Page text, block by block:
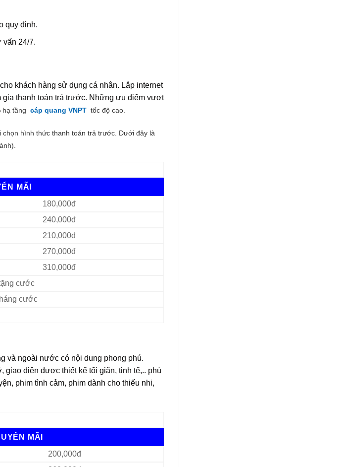
quy định.
vấn 24/7.
khách hàng sử dụng cá nhân. Lắp internet
gia thanh toán trả trước. Những ưu điểm vượt
hạ tầng cáp quang VNPT tốc độ cao.
hình thức thanh toán trả trước. Dưới đây là
MÃI
180,000đ
240,000đ
210,000đ
270,000đ
310,000đ
cước
cước
và ngoài nước có nội dung phong phú.
giao diện được thiết kế tối giãn, tinh tế,.. phù
phim tình cảm, phim dành cho thiếu nhi,
MÃI
200,000đ